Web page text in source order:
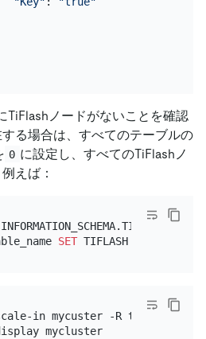
TiFlashノードがないことを確認
る場合は、すべてのテーブルの
0 に設定し、すべてのTiFlashノ
えば：
SET TIFLASH REPLICA
in mycuster -R tiflash #
display mycluster